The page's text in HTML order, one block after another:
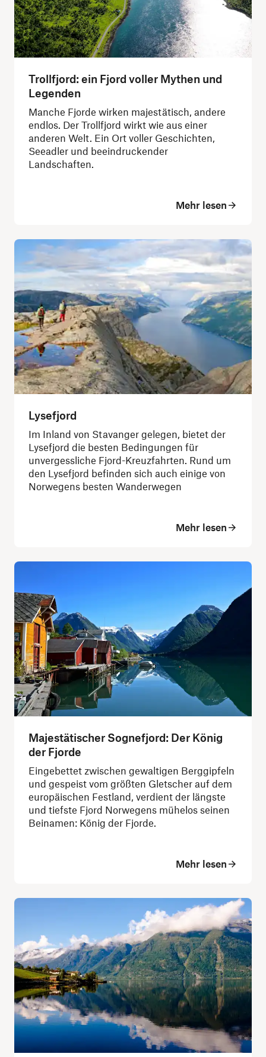
Trollfjord: ein Fjord voller Mythen und
Legenden
Manche Fjorde wirken majestätisch, andere
endlos. Der Trollfjord wirkt wie aus einer
anderen Welt. Ein Ort voller Geschichten,
Seeadler und beeindruckender
Landschaften.
Mehr lesen
Lysefjord
Im Inland von Stavanger gelegen, bietet der
Lysefjord die besten Bedingungen für
unvergessliche Fjord-Kreuzfahrten. Rund um
den Lysefjord befinden sich auch einige von
Norwegens besten Wanderwegen
Mehr lesen
Majestätischer Sognefjord: Der König
der Fjorde
Eingebettet zwischen gewaltigen Berggipfeln
und gespeist vom größten Gletscher auf dem
europäischen Festland, verdient der längste
und tiefste Fjord Norwegens mühelos seinen
Beinamen: König der Fjorde.
Mehr lesen